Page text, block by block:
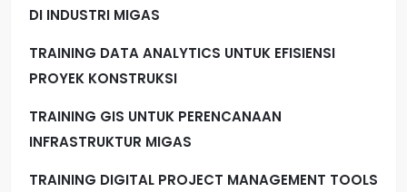
DI INDUSTRI MIGAS
TRAINING DATA ANALYTICS UNTUK EFISIENSI
PROYEK KONSTRUKSI
TRAINING GIS UNTUK PERENCANAAN
INFRASTRUKTUR MIGAS
TRAINING DIGITAL PROJECT MANAGEMENT TOOLS